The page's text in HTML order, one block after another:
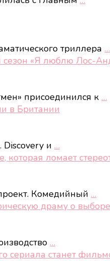
триллера …
сезон «Я люблю Лос-
присоединился к …
в Британии
и …
которая ломает
Комедийный …
драму о
…
сериала станет